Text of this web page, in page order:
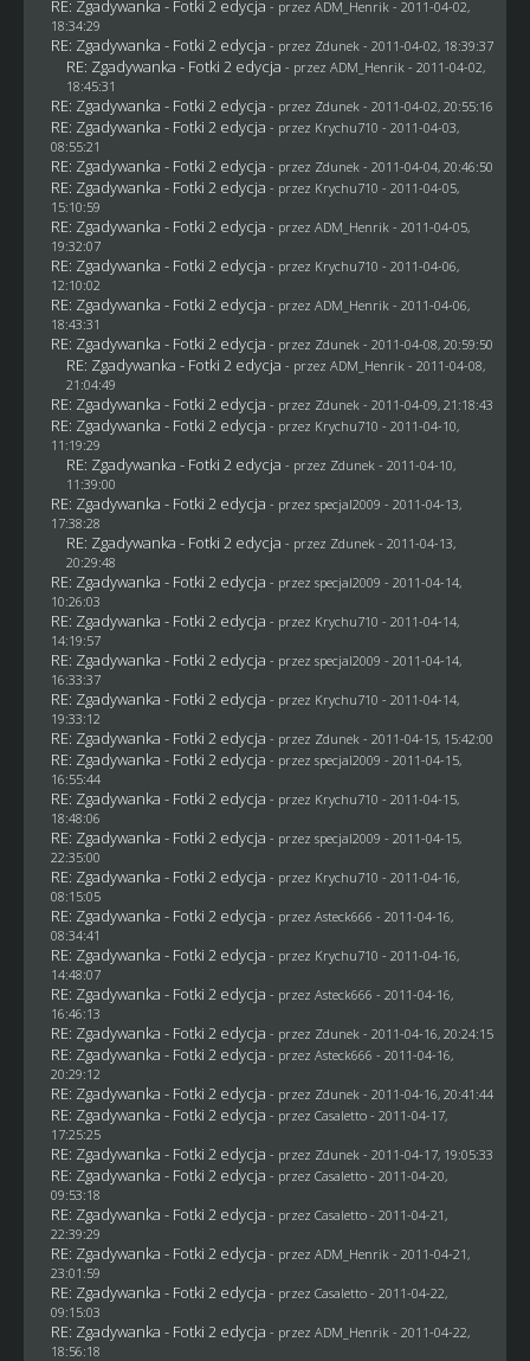
RE: Zgadywanka - Fotki 2 edycja - przez ADM_Henrik - 2011-04-02,
18:34:29
RE: Zgadywanka - Fotki 2 edycja - przez Zdunek - 2011-04-02, 18:39:37
RE: Zgadywanka - Fotki 2 edycja - przez ADM_Henrik - 2011-04-02,
18:45:31
RE: Zgadywanka - Fotki 2 edycja - przez Zdunek - 2011-04-02, 20:55:16
RE: Zgadywanka - Fotki 2 edycja - przez Krychu710 - 2011-04-03,
08:55:21
RE: Zgadywanka - Fotki 2 edycja - przez Zdunek - 2011-04-04, 20:46:50
RE: Zgadywanka - Fotki 2 edycja - przez Krychu710 - 2011-04-05,
15:10:59
RE: Zgadywanka - Fotki 2 edycja - przez ADM_Henrik - 2011-04-05,
19:32:07
RE: Zgadywanka - Fotki 2 edycja - przez Krychu710 - 2011-04-06,
12:10:02
RE: Zgadywanka - Fotki 2 edycja - przez ADM_Henrik - 2011-04-06,
18:43:31
RE: Zgadywanka - Fotki 2 edycja - przez Zdunek - 2011-04-08, 20:59:50
RE: Zgadywanka - Fotki 2 edycja - przez ADM_Henrik - 2011-04-08,
21:04:49
RE: Zgadywanka - Fotki 2 edycja - przez Zdunek - 2011-04-09, 21:18:43
RE: Zgadywanka - Fotki 2 edycja - przez Krychu710 - 2011-04-10,
11:19:29
RE: Zgadywanka - Fotki 2 edycja - przez Zdunek - 2011-04-10,
11:39:00
RE: Zgadywanka - Fotki 2 edycja - przez specjal2009 - 2011-04-13,
17:38:28
RE: Zgadywanka - Fotki 2 edycja - przez Zdunek - 2011-04-13,
20:29:48
RE: Zgadywanka - Fotki 2 edycja - przez specjal2009 - 2011-04-14,
10:26:03
RE: Zgadywanka - Fotki 2 edycja - przez Krychu710 - 2011-04-14,
14:19:57
RE: Zgadywanka - Fotki 2 edycja - przez specjal2009 - 2011-04-14,
16:33:37
RE: Zgadywanka - Fotki 2 edycja - przez Krychu710 - 2011-04-14,
19:33:12
RE: Zgadywanka - Fotki 2 edycja - przez Zdunek - 2011-04-15, 15:42:00
RE: Zgadywanka - Fotki 2 edycja - przez specjal2009 - 2011-04-15,
16:55:44
RE: Zgadywanka - Fotki 2 edycja - przez Krychu710 - 2011-04-15,
18:48:06
RE: Zgadywanka - Fotki 2 edycja - przez specjal2009 - 2011-04-15,
22:35:00
RE: Zgadywanka - Fotki 2 edycja - przez Krychu710 - 2011-04-16,
08:15:05
RE: Zgadywanka - Fotki 2 edycja - przez Asteck666 - 2011-04-16,
08:34:41
RE: Zgadywanka - Fotki 2 edycja - przez Krychu710 - 2011-04-16,
14:48:07
RE: Zgadywanka - Fotki 2 edycja - przez Asteck666 - 2011-04-16,
16:46:13
RE: Zgadywanka - Fotki 2 edycja - przez Zdunek - 2011-04-16, 20:24:15
RE: Zgadywanka - Fotki 2 edycja - przez Asteck666 - 2011-04-16,
20:29:12
RE: Zgadywanka - Fotki 2 edycja - przez Zdunek - 2011-04-16, 20:41:44
RE: Zgadywanka - Fotki 2 edycja - przez Casaletto- 2011-04-17,
17:25:25
RE: Zgadywanka - Fotki 2 edycja - przez Zdunek - 2011-04-17, 19:05:33
RE: Zgadywanka - Fotki 2 edycja - przez Casaletto- 2011-04-20,
09:53:18
RE: Zgadywanka - Fotki 2 edycja - przez Casaletto- 2011-04-21,
22:39:29
RE: Zgadywanka - Fotki 2 edycja - przez ADM_Henrik - 2011-04-21,
23:01:59
RE: Zgadywanka - Fotki 2 edycja - przez Casaletto- 2011-04-22,
09:15:03
RE: Zgadywanka - Fotki 2 edycja - przez ADM_Henrik - 2011-04-22,
18:56:18